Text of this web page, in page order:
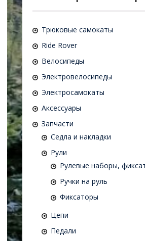
Трюковые самокаты
Ride Rover
Велосипеды
Электровелосипеды
Электросамокаты
Аксессуары
Запчасти
Седла и накладки
Рули
Рулевые наборы,
Ручки на руль
Фиксаторы
Цепи
Педали